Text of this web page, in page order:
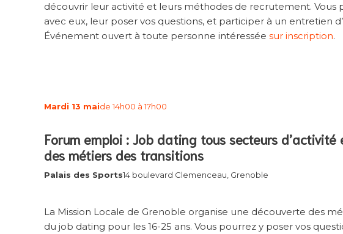
découvrir leur activité et leurs méthodes de recrutement. Vous
avec eux, leur poser vos questions, et participer à un entretien
Événement ouvert à toute personne intéressée sur inscription.
Mardi 13 maide 14h00 à 17h00
Forum emploi : Job dating tous secteurs d’activité
des métiers des transitions
Palais des Sports14 boulevard Clemenceau, Grenoble
La Mission Locale de Grenoble organise une découverte des
du job dating pour les 16-25 ans. Vous pourrez y poser vos